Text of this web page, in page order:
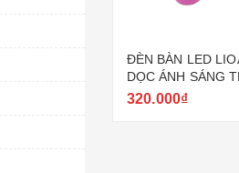
ĐÈN BÀN LED
DỌC ÁNH SÁNG
320.000₫